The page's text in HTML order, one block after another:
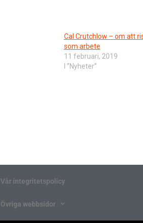
Cal Crutchlow – om att
som arbete
11 februari, 2019
I ”Nyheter”
Vår integritetspolicy
Övriga webbsidor